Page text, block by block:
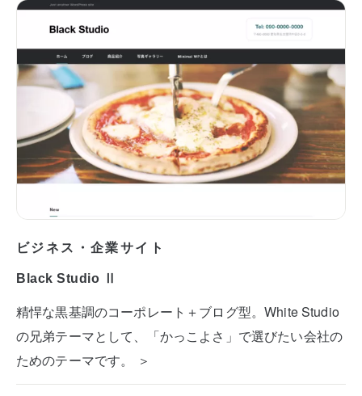
ビジネス・企業サイト
Black Studio Ⅱ
精悍な黒基調のコーポレート＋ブログ型。White Studio
の兄弟テーマとして、「かっこよさ」で選びたい会社の
ためのテーマです。 ＞